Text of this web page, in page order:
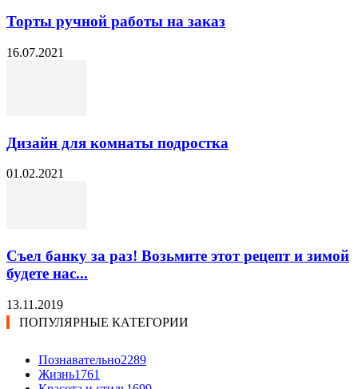
Торты ручной работы на заказ
16.07.2021
Дизайн для комнаты подростка
01.02.2021
Съел банку за раз! Возьмите этот рецепт и зимой
будете нас...
13.11.2019
ПОПУЛЯРНЫЕ КАТЕГОРИИ
Познавательно2289
Жизнь1761